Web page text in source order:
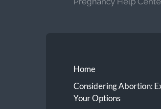
Home
Considering Abortion:
Your Options